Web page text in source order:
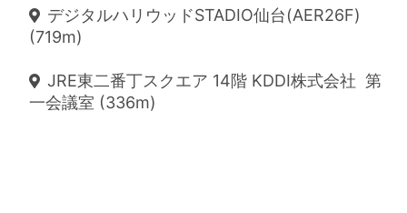
デジタルハリウッドSTADIO仙台(AER26F)
(719m)
JRE東二番丁スクエア 14階 KDDI株式会社 第
一会議室 (336m)